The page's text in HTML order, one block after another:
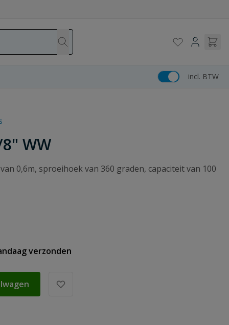
incl. BTW
WW
0,6m, sproeihoek van 360 graden, capaciteit van 100
verzonden